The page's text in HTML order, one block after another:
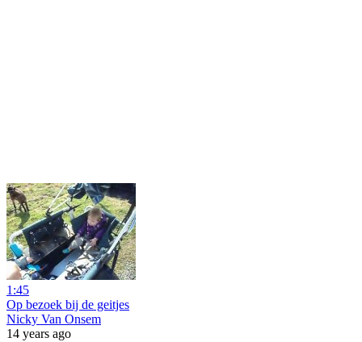
1:45
Op bezoek bij de geitjes
Nicky Van Onsem
14 years ago